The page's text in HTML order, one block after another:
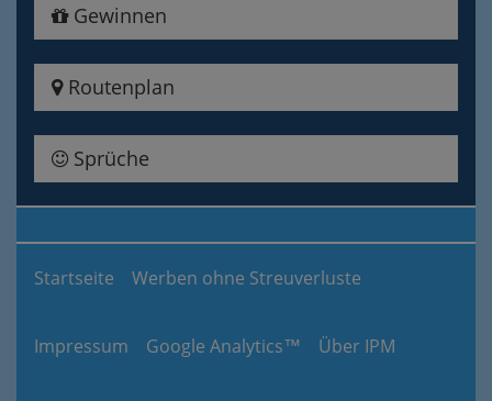
Gewinnen
Routenplan
Sprüche
Startseite Werben ohne Streuverluste
Impressum Google Analytics™ Über IPM